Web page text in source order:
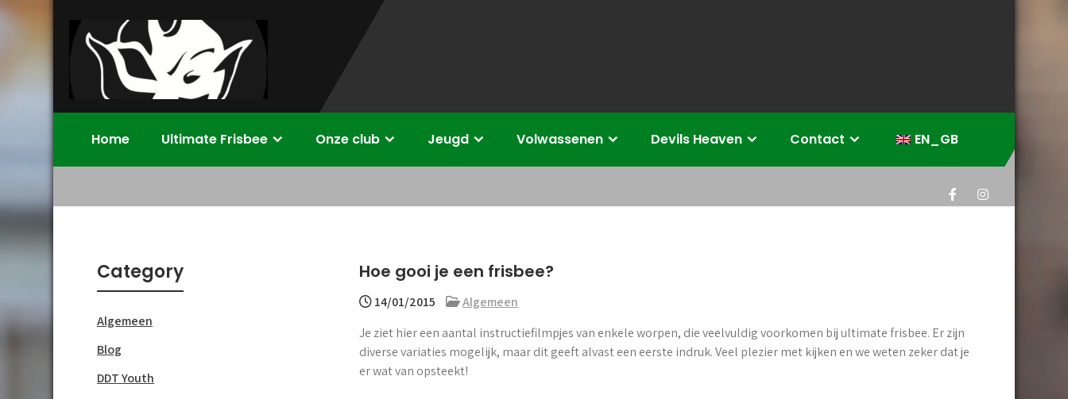
Skip
Disc Devils
Twente –
Ultimate Frisbee Vereniging Enschede
Home Ultimate Frisbee Onze club Jeugd Volwassenen Devils Heaven Contact EN_GB
Hoe gooi je een frisbee?
14/01/2015
Algemeen
Je ziet hier een aantal instructiefilmpjes van enkele worpen, die veelvuldig voorkomen bij ultimate frisbee. Er zijn
diverse variaties mogelijk, maar dit geeft alvast een eerste indruk. Veel plezier met kijken en we weten zeker dat je
er wat van opsteekt!
Category
Algemeen
Blog
DDT Youth